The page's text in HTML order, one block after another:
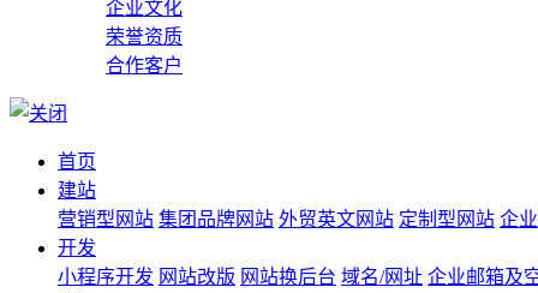
企业文化
荣誉资质
合作客户
首页
建站
营销型网站 集团品牌网站 外贸英文网站 定制型网站 企
开发
小程序开发 网站改版 网站换后台 域名/网址 企业邮箱及